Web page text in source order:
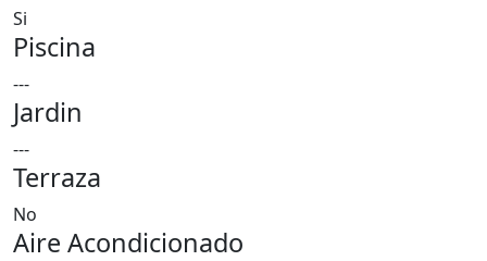
Si
Piscina
---
Jardin
---
Terraza
No
Aire Acondicionado